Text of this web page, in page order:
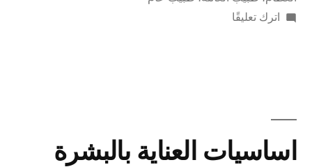
اترك تعليقًا
اساسيات العناية بالبشرة